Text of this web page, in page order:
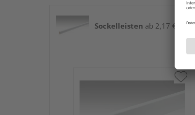
Sockelleisten ab 2,17 € / lfm